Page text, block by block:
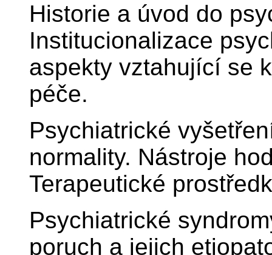
Historie a úvod do
Institucionalizace
aspekty vztahující se
péče.
Psychiatrické
normality. Nástroje
Terapeutické
Psychiatrické
poruch a jejich